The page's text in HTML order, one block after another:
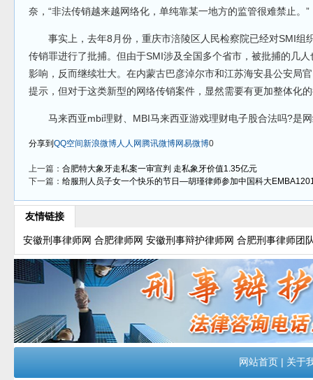
奈，“非法传销越来越网络化，单纯靠某一地方的监管很难禁止。”
事实上，去年8月份，重庆市涪陵区人民检察院已经对SMI组
传销罪进行了批捕。但由于SMI涉及全国多个省市，被批捕的几
影响，反而继续壮大。在内蒙古巴彦淖尔市和江苏海安县公安局
提示，但对于这类新型的网络传销案件，显然需要有更加整体化
马来西亚mbi理财、MBI马来西亚游戏理财电子股合法吗?是
分享到 QQ空间新浪微博人人网 腾讯微博网易微博0
上一篇： 合肥特大象牙走私案一审宣判 走私象牙价值1.35亿元
下一篇： 给服刑人员子女一个快乐的节日—胡瑾律师参加中国科大
友情链接
安徽刑事律师网 合肥律师网 安徽刑事辩护律师网 合肥刑事律师团
网站首页 | 关于